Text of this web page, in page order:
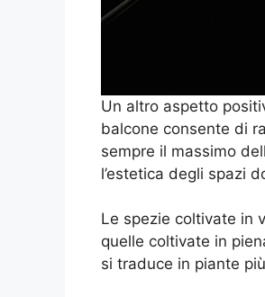
Un altro aspetto
balcone consente di
sempre il massimo
l’estetica degli spazi
Le spezie coltivate in
quelle coltivate in
si traduce in piante